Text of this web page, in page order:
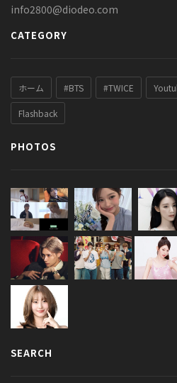
info2800@diodeo.com
CATEGORY
ホーム #BTS #TWICE
Flashback
PHOTOS
SEARCH